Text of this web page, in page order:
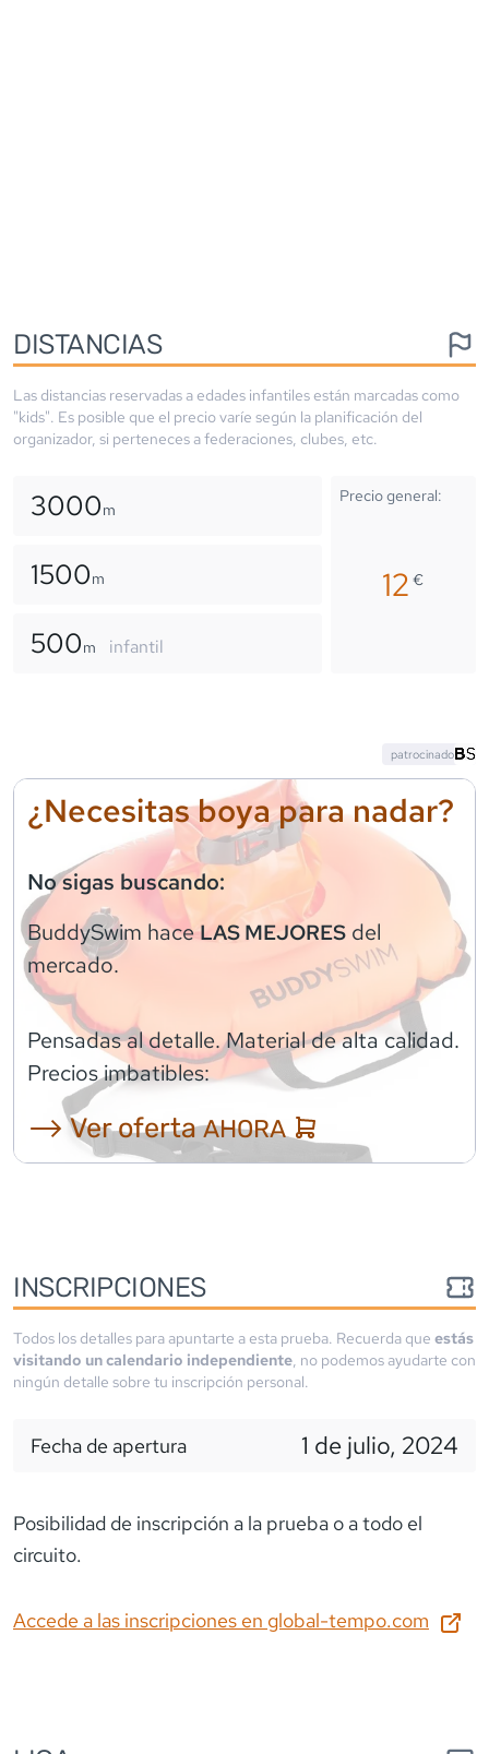
DISTANCIAS
Las distancias reservadas a edades infantiles están marcadas como
"kids". Es posible que el precio varíe según la planificación del
organizador, si perteneces a federaciones, clubes, etc.
3000m
1500m
500m infantil
Precio general:
12€
¿Necesitas boya para nadar?
No sigas buscando:
BuddySwim haceLAS MEJORES del
mercado.
Pensadas al detalle. Material de alta calidad.
Precios imbatibles:
⟶ Ver ofertaAHORA
patrocinado
INSCRIPCIONES
Todos los detalles para apuntarte a esta prueba. Recuerda que estás
visitando un calendario independiente, no podemos ayudarte con
ningún detalle sobre tu inscripción personal.
Fecha de apertura 1 de julio, 2024
Posibilidad de inscripción a la prueba o a todo el
circuito.
Accede a las inscripciones en global-tempo.com